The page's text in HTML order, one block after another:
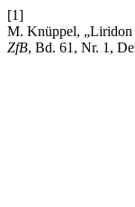
[1]
M. Knüppel, „Liridon
ZfB, Bd. 61, Nr. 1,